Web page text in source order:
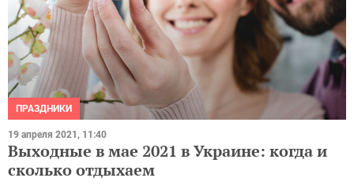
ПРАЗДНИКИ
19 апреля 2021, 11:40
Выходные в мае 2021 в Украине: когда и
сколько отдыхаем